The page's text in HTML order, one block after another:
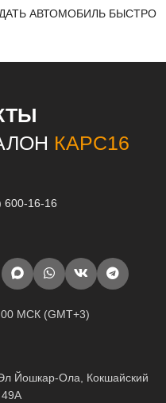
АВТОМОБИЛЬ БЫСТРО
КАРС16
600-16-16
МСК (GMT+3)
Йошкар-Ола, Кокшайский
49А